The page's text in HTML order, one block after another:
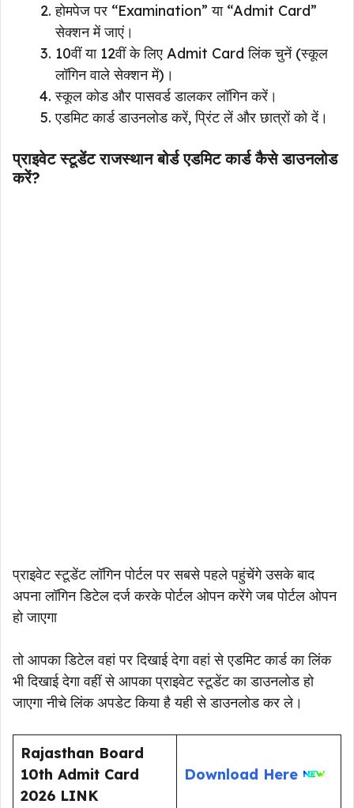
होमपेज पर “Examination” या “Admit Card”
सेक्शन में जाएं।
10वीं या 12वीं के लिए Admit Card लिंक चुनें (स्कूल
लॉगिन वाले सेक्शन में)।
स्कूल कोड और पासवर्ड डालकर लॉगिन करें।
एडमिट कार्ड डाउनलोड करें, प्रिंट लें और छात्रों को दें।
प्राइवेट स्टूडेंट राजस्थान बोर्ड एडमिट कार्ड कैसे डाउनलोड
करें?
प्राइवेट स्टूडेंट लॉगिन पोर्टल पर सबसे पहले पहुंचेंगे उसके बाद
अपना लॉगिन डिटेल दर्ज करके पोर्टल ओपन करेंगे जब पोर्टल ओपन
हो जाएगा
तो आपका डिटेल वहां पर दिखाई देगा वहां से एडमिट कार्ड का लिंक
भी दिखाई देगा वहीं से आपका प्राइवेट स्टूडेंट का डाउनलोड हो
जाएगा नीचे लिंक अपडेट किया है यही से डाउनलोड कर ले।
Rajasthan Board
10th Admit Card
2026 LINK
Download Here